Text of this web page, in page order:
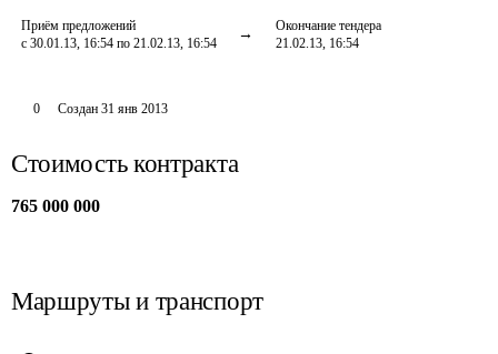
Приём предложений
с 30.01.13, 16:54 по 21.02.13, 16:54
Окончание тендера
21.02.13, 16:54
0 Создан 31 янв 2013
Стоимость контракта
765 000 000
Маршруты и транспорт